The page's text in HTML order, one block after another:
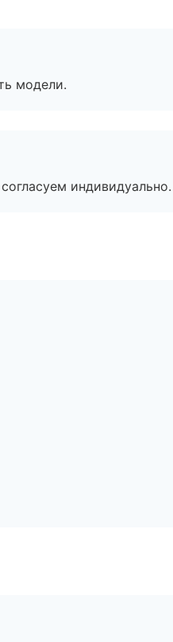
модели.
индивидуально.